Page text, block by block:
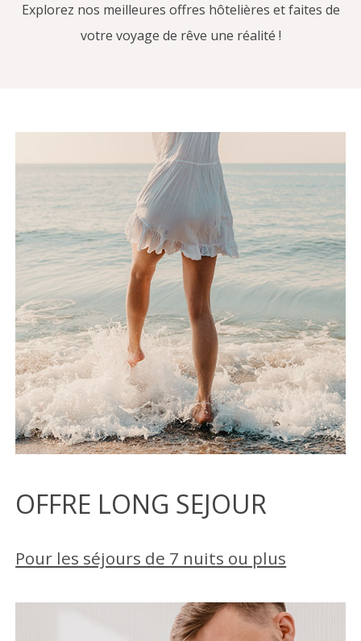
Explorez nos meilleures offres hôtelières et faites de
votre voyage de rêve une réalité !
OFFRE LONG SEJOUR
Pour les séjours de 7 nuits ou plus